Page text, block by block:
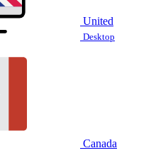
United
Canada
Desktop